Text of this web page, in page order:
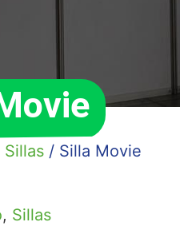
Sillas/ Silla Movie
, Sillas